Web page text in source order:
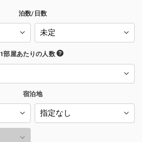
泊数/日数
1部屋あたりの人数
宿泊地